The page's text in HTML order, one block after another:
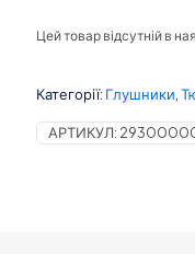
Цей товар відсутній в
Категорії: Глушники
АРТИКУЛ: